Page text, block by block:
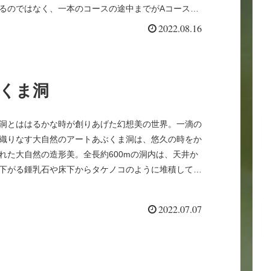
のではなく、一本のコースの途中までがAコース
2022.08.16
ま洞
とははるかな時が創りあげた幻想美の世界。一滴の
りなす大自然のアートあぶくま洞は、悠久の時をか
た大自然の造形美。全長約600mの洞内は、天井か
がる鍾乳石や床下からタケノコのように堆積してで
2022.07.07